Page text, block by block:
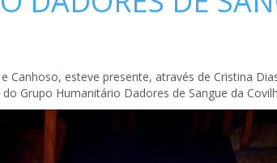
Canhoso, esteve presente, através de Cristina
Grupo Humanitário Dadores de Sangue da